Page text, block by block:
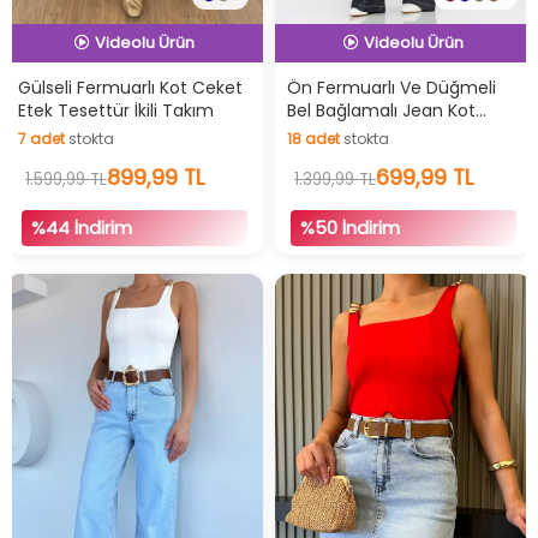
İndirimli Ürün
Hızlı Teslimat
Videolu Ürün
Gülseli Fermuarlı Kot Ceket
Etek Tesettür İkili Takım
7adetstokta
7 adet stokta
1.599,99 TL899,99 TL
%44 İndirim
İndirimli Ürün
Hızlı Teslimat
Videolu Ürün
Ön Fermuarlı Ve Düğmeli
Bel Bağlamalı Jean Kot
Ceket Pantolon Tesettür
18adetstokta
18 adetstokta
1.399,99 TL699,99 TL
%50 İndirim